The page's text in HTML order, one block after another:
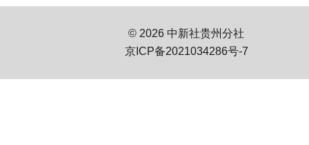
© 2026 中新社贵州分社
京ICP备2021034286号-7